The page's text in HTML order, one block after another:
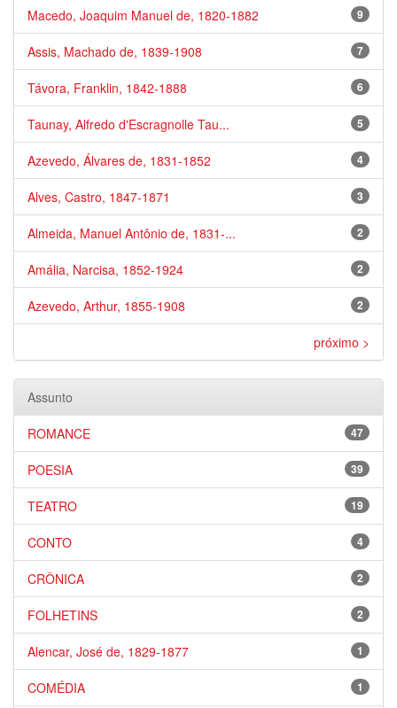
9
Macedo, Joaquim Manuel de, 1820-1882
7
Assis, Machado de, 1839-1908
6
Távora, Franklin, 1842-1888
5
Taunay, Alfredo d'Escragnolle Tau...
4
Azevedo, Álvares de, 1831-1852
3
Alves, Castro, 1847-1871
2
Almeida, Manuel Antônio de, 1831-...
2
Amália, Narcisa, 1852-1924
2
Azevedo, Arthur, 1855-1908
próximo >
Assunto
47
ROMANCE
39
POESIA
19
TEATRO
4
CONTO
2
CRÔNICA
2
FOLHETINS
1
Alencar, José de, 1829-1877
1
COMÉDIA